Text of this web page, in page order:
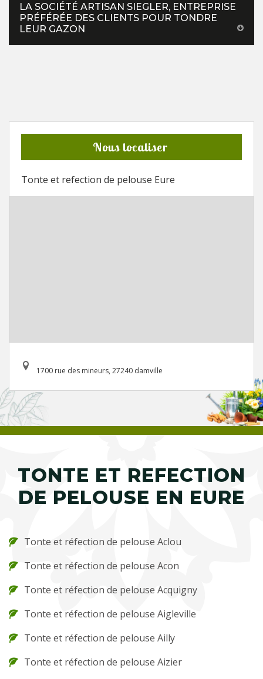
LA SOCIÉTÉ ARTISAN SIEGLER, ENTREPRISE
PRÉFÉRÉE DES CLIENTS POUR TONDRE
LEUR GAZON
Nous localiser
Tonte et refection de pelouse Eure
1700 rue des mineurs, 27240 damville
TONTE ET REFECTION
DE PELOUSE EN EURE
Tonte et réfection de pelouse Aclou
Tonte et réfection de pelouse Acon
Tonte et réfection de pelouse Acquigny
Tonte et réfection de pelouse Aigleville
Tonte et réfection de pelouse Ailly
Tonte et réfection de pelouse Aizier